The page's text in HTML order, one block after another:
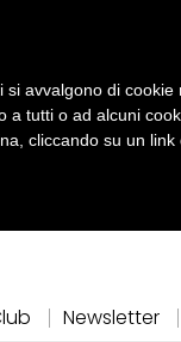
Newsletter
avvalgono di
a tutti o ad alcuni
cliccando su un